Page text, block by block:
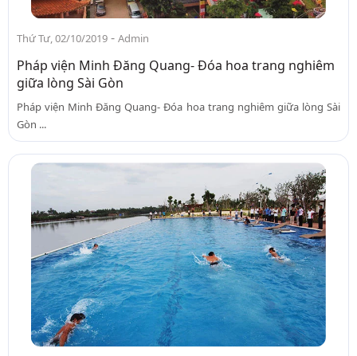
Thứ Tư, 02/10/2019 - Admin
Pháp viện Minh Đăng Quang- Đóa hoa trang nghiêm
giữa lòng Sài Gòn
Pháp viện Minh Đăng Quang- Đóa hoa trang nghiêm giữa lòng Sài
Gòn ...